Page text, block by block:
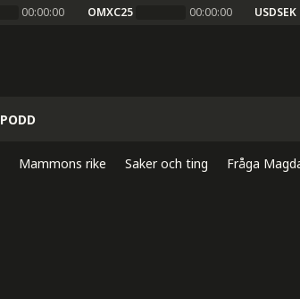
00:00:00 OMXC25 00:00:00 USDSEK
PODD
Mammons rike Saker och ting Fråga